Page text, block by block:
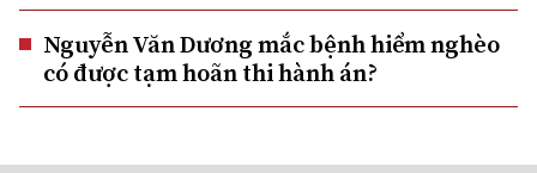
Nguyễn Văn Dương mắc bệnh hiểm nghèo
có được tạm hoãn thi hành án?